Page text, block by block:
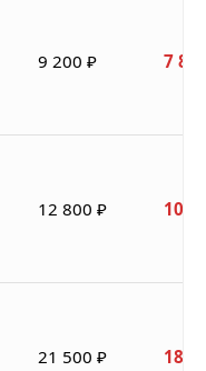
9 200 ₽ 7
12 800 ₽ 10
21 500 ₽ 18